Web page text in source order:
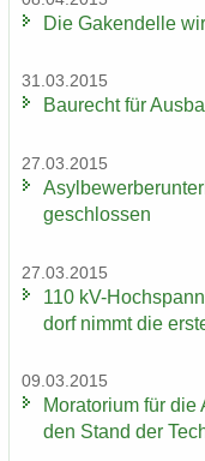
Die Ga­ken­del­le
31.03.2015
Bau­recht für
27.03.2015
ge­schlos­sen
27.03.2015
110 kV-​
dorf nimmt die
09.03.2015
Mo­ra­to­ri­um für
den Stand der